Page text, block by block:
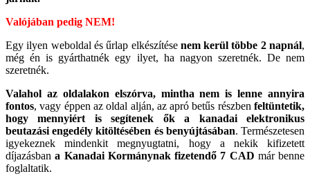
Valójában pedig NEM!
Egy ilyen weboldal és űrlap elkészítése nem kerül többe 2 napnál,
még én is gyárthatnék egy ilyet, ha nagyon szeretnék. De nem
szeretnék.
Valahol az oldalakon elszórva, mintha nem is lenne annyira
fontos, vagy éppen az oldal alján, az apró betűs részben feltüntetik,
hogy mennyiért is segítenek ők a kanadai elektronikus
beutazási engedély kitöltésében és benyújtásában. Természetesen
igyekeznek mindenkit megnyugtatni, hogy a nekik kifizetett
díjazásbana Kanadai Kormánynak fizetendő 7 CAD már benne
foglaltatik.